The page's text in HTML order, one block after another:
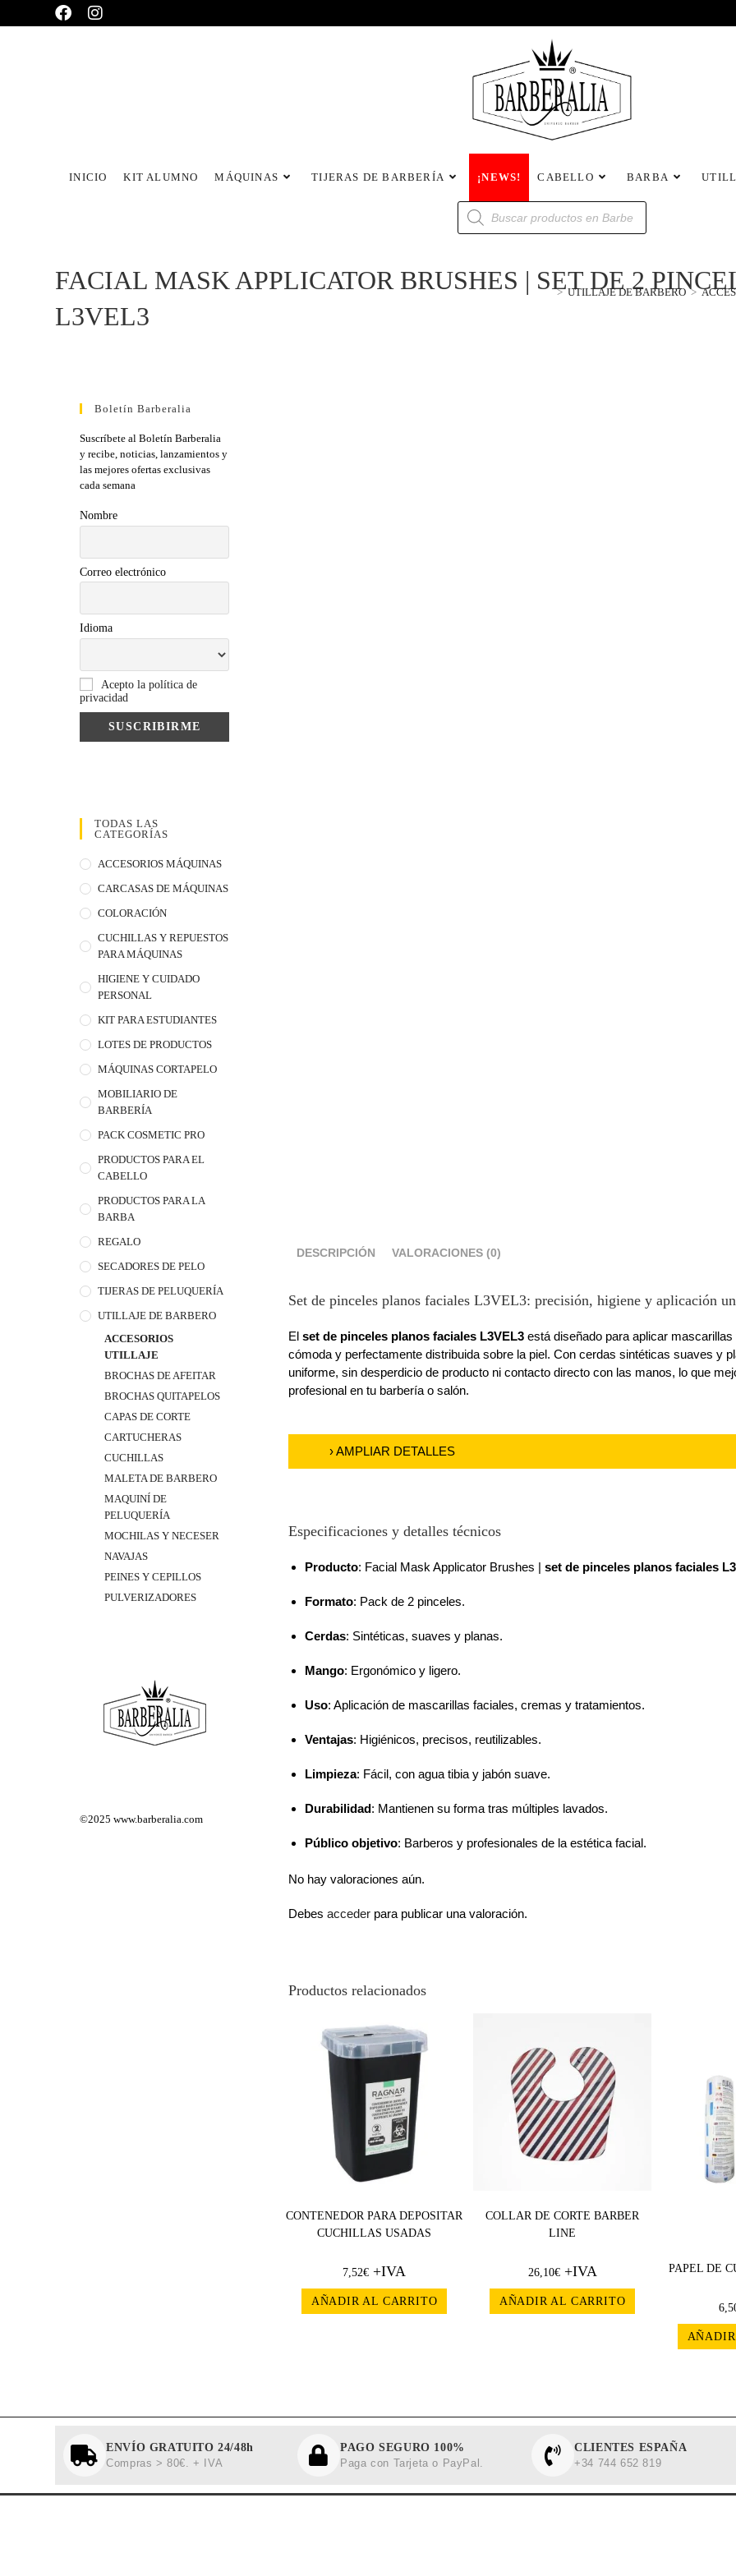
INICIO KIT ALUMNO MÁQUINAS TIJERAS DE BARBERÍA ¡NEWS! CABELLO BARBA
FACIAL MASK APPLICATOR BRUSHES | SET DE 2
L3VEL3
> UTILLAJE DE BARBERO >
Boletín Barberalia
Suscríbete al Boletín Barberalia
y recibe, noticias, lanzamientos y
las mejores ofertas exclusivas
cada semana
Nombre
Correo electrónico
Idioma
Acepto la política de
privacidad
TODAS LAS
CATEGORÍAS
ACCESORIOS MÁQUINAS
CARCASAS DE MÁQUINAS
COLORACIÓN
CUCHILLAS Y REPUESTOS
PARA MÁQUINAS
HIGIENE Y CUIDADO
PERSONAL
KIT PARA ESTUDIANTES
LOTES DE PRODUCTOS
MÁQUINAS CORTAPELO
MOBILIARIO DE
BARBERÍA
PACK COSMETIC PRO
PRODUCTOS PARA EL
CABELLO
PRODUCTOS PARA LA
BARBA
REGALO
SECADORES DE PELO
TIJERAS DE PELUQUERÍA
UTILLAJE DE BARBERO
ACCESORIOS
UTILLAJE
BROCHAS DE AFEITAR
BROCHAS QUITAPELOS
CAPAS DE CORTE
CARTUCHERAS
CUCHILLAS
MALETA DE BARBERO
MAQUINÍ DE
PELUQUERÍA
MOCHILAS Y NECESER
NAVAJAS
PEINES Y CEPILLOS
PULVERIZADORES
©2025www.barberalia.com
DESCRIPCIÓN VALORACIONES (0)
Set de pinceles planos faciales L3VEL3: precisión, higiene y aplicación
Elset de pinceles planos faciales L3VEL3 está diseñado para aplicar
cómoda y perfectamente distribuida sobre la piel. Con cerdas sintéticas suaves y
uniforme, sin desperdicio de producto ni contacto directo con las manos, lo que
profesional en tu barbería o salón.
› AMPLIAR DETALLES
Especificaciones y detalles técnicos
Producto: Facial Mask Applicator Brushes |set de pinceles planos faciales
Formato: Pack de 2 pinceles.
Cerdas: Sintéticas, suaves y planas.
Mango: Ergonómico y ligero.
Uso: Aplicación de mascarillas faciales, cremas y tratamientos.
Ventajas: Higiénicos, precisos, reutilizables.
Limpieza: Fácil, con agua tibia y jabón suave.
Durabilidad: Mantienen su forma tras múltiples lavados.
Público objetivo: Barberos y profesionales de la estética facial.
No hay valoraciones aún.
Debesacceder para publicar una valoración.
Productos relacionados
CONTENEDOR PARA DEPOSITAR
CUCHILLAS USADAS
7,52€ +IVA
AÑADIR AL CARRITO
COLLAR DE CORTE BARBER
LINE
26,10€+IVA
AÑADIR AL CARRITO
PAPEL DE
ENVÍO GRATUITO 24/48h
Compras > 80€. + IVA
PAGO SEGURO 100%
Paga con Tarjeta o PayPal.
CLIENTES ESPAÑA
+34 744 652 819